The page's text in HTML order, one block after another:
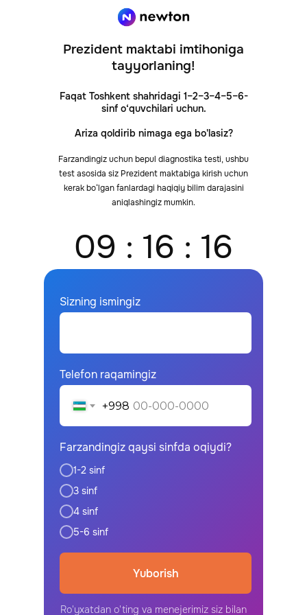
09 : 16 : 16
Ro'yxatdan o'ting va menejerimiz siz bilan
Prezident maktabi imtihoniga
tayyorlaning!
Faqat Toshkent shahridagi 1–2–3–4–5–6-
sinf o‘quvchilari uchun.
Ariza qoldirib nimaga ega bo'lasiz?
Farzandingiz uchun bepul diagnostika testi, ushbu
test asosida siz Prezident maktabiga kirish uchun
kerak bo‘lgan fanlardagi haqiqiy bilim darajasini
aniqlashingiz mumkin.
Sizning ismingiz
Telefon raqamingiz
+998
Farzandingiz qaysi sinfda oqiydi?
1-2 sinf
3 sinf
4 sinf
5-6 sinf
Yuborish